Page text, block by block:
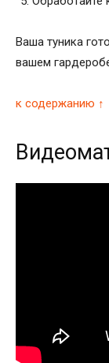
Ваша туника
вашем
к содержанию ↑